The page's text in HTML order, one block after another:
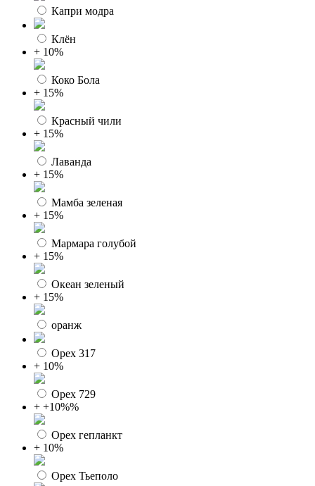
Капри модра
Клён
+ 10%
Коко Бола
+ 15%
Красный чили
+ 15%
Лаванда
+ 15%
Мамба зеленая
+ 15%
Мармара голубой
+ 15%
Океан зеленый
+ 15%
оранж
Орех 317
+ 10%
Орех 729
+ +10%%
Орех гепланкт
+ 10%
Орех Тьеполо